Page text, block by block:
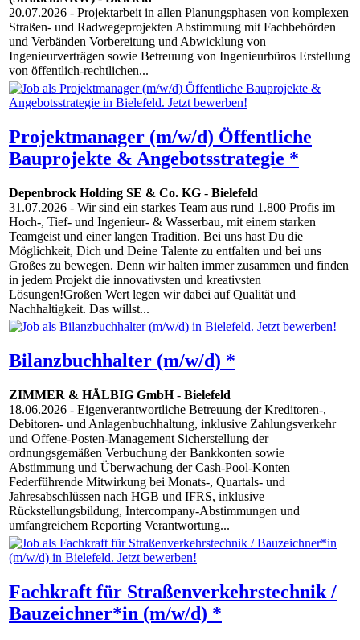
20.07.2026 - Projektarbeit in allen Planungsphasen von komplexen
Straßen- und Radwegeprojekten Abstimmung mit Fachbehörden
und Verbänden Vorbereitung und Abwicklung von
Ingenieurverträgen sowie Betreuung von Ingenieurbüros Erstellung
von öffentlich-rechtlichen...
Projektmanager (m/w/d) Öffentliche
Bauprojekte & Angebotsstrategie *
Depenbrock Holding SE & Co. KG - Bielefeld
31.07.2026 - Wir sind ein starkes Team aus rund 1.800 Profis im
Hoch-, Tief- und Ingenieur- & Wasserbau, mit einem starken
Teamgeist und einer langen Tradition. Bei uns hast Du die
Möglichkeit, Dich und Deine Talente zu entfalten und bei uns
Großes zu bewegen. Denn wir halten immer zusammen und finden
in jedem Projekt die innovativsten und kreativsten
Lösungen!Großen Wert legen wir dabei auf Qualität und
Nachhaltigkeit. Das willst...
Bilanzbuchhalter (m/w/d) *
ZIMMER & HÄLBIG GmbH- Bielefeld
18.06.2026 - Eigenverantwortliche Betreuung der Kreditoren-,
Debitoren- und Anlagenbuchhaltung, inklusive Zahlungsverkehr
und Offene-Posten-Management Sicherstellung der
ordnungsgemäßen Verbuchung der Bankkonten sowie
Abstimmung und Überwachung der Cash-Pool-Konten
Federführende Mitwirkung bei Monats-, Quartals- und
Jahresabschlüssen nach HGB und IFRS, inklusive
Rückstellungsbildung, Intercompany-Abstimmungen und
umfangreichem Reporting Verantwortung...
Fachkraft für Straßenverkehrstechnik /
Bauzeichner*in (m/w/d) *